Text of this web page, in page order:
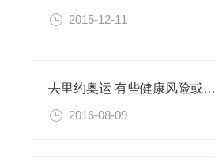
2015-12-11
去里约奥运 有些健康风险或许你需要了解
2016-08-09